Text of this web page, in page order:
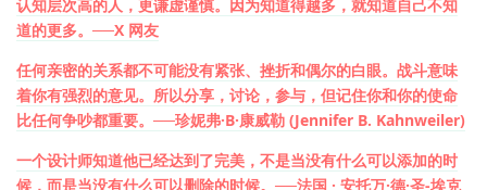
认知层次高的人，更谦虚谨慎。因为知道得越多，就知道自己不知
道的更多。──X 网友
任何亲密的关系都不可能没有紧张、挫折和偶尔的白眼。战斗意味
着你有强烈的意见。所以分享，讨论，参与， 但记住你和你的使命
比任何争吵都重要。──珍妮弗·B·康威勒 (Jennifer B. Kahnweiler)
一个设计师知道他已经达到了完美，不是当没有什么可以添加的时
候，而是当没有什么可以删除的时候。──法国 · 安托万·德·圣-埃克